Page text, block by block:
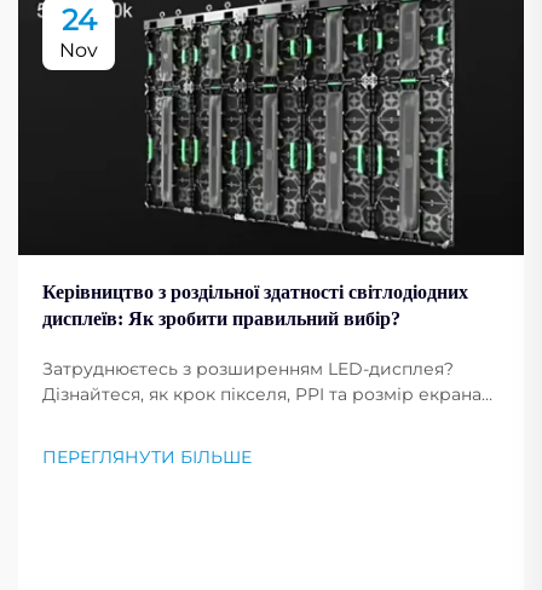
24
Nov
Керівництво з роздільної здатності світлодіодних
дисплеїв: Як зробити правильний вибір?
Затруднюєтесь з розширенням LED-дисплея?
Дізнайтеся, як крок пікселя, PPI та розмір екрана
розширення для ваших потреб. Читайте зараз.
ПЕРЕГЛЯНУТИ БІЛЬШЕ